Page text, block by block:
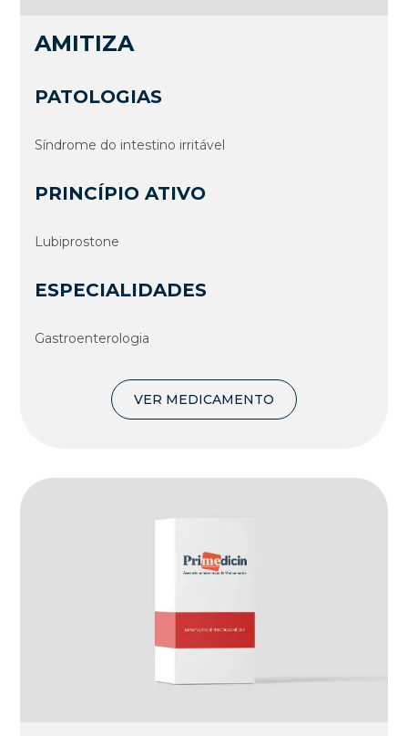
AMITIZA
PATOLOGIAS
Sí­ndrome do intestino irritável
PRINCÍPIO ATIVO
Lubiprostone
ESPECIALIDADES
Gastroenterologia
VER MEDICAMENTO